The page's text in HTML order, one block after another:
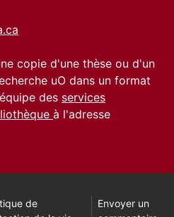
copie d'une thèse ou d'un
uO dans un format
des services
à l'adresse
de
Envoyer un